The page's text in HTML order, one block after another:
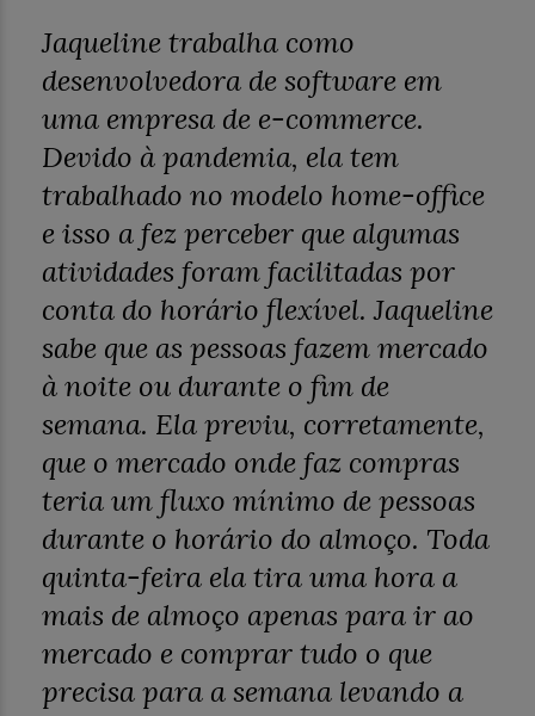
Jaqueline trabalha como
desenvolvedora de software em
uma empresa de e-commerce.
Devido à pandemia, ela tem
trabalhado no modelo home-office
e isso a fez perceber que algumas
atividades foram facilitadas por
conta do horário flexível. Jaqueline
sabe que as pessoas fazem mercado
à noite ou durante o fim de
semana. Ela previu, corretamente,
que o mercado onde faz compras
teria um fluxo mínimo de pessoas
durante o horário do almoço. Toda
quinta-feira ela tira uma hora a
mais de almoço apenas para ir ao
mercado e comprar tudo o que
precisa para a semana levando a